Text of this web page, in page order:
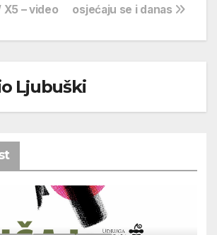
osjećaju se i danas
X5 – video
Ljubuški